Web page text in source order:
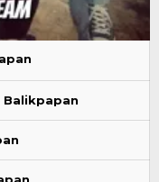
Balikpapan